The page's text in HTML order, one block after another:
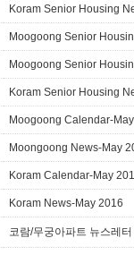
Koram Senior Housing
Moogoong Senior
Moogoong Senior
Koram Senior Housing
Moogoong Calendar-
Moongoong News-May
Koram Calendar-May
Koram News-May 2016
코람/무궁아파트 뉴스레